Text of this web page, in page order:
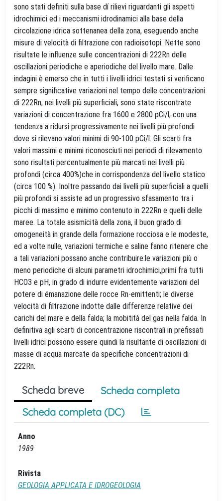
sono stati definiti sulla base dí rilievi riguardanti gli aspetti
idrochimici ed i meccanismi idrodinamici alla base della
circolazione idrica sottenanea della zona, eseguendo anche
misure di velocità di filtrazione con radioisotopi. Nette sono
risultate le influenze sulle concentrazioni di 222Rn delle
oscillazioni periodiche e aperiodiche del livello mare. Dalle
indagini è emerso che in tutti i livelli idrici testati si verificano
sempre significative variazioni nel tempo delle concentrazioni
di 222Rn; nei livelli più superficiali, sono state riscontrate
variazioni di concentrazione fra 1600 e 2800 pCi/l, con una
tendenza a ridursi progressivamente nei livelli più profondi
dove si rilevano valori minimi di 90-100 pCi/l. Gli scarti fra
valori massimi e minimi riconosciuti nei periodi di rilevamento
sono risultati percentualmente più marcati nei livelli più
profondi (circa 400%)che in corrispondenza del livello statico
(circa 100 %). Inoltre passando dai livelli più superficiali a quelli
più profondi si assiste ad un progressivo sfasamento tra i
picchi di massimo e minimo contenuto in 222Rn e quelli delle
maree. La totale asismícità della zona, il buon grado di
omogeneità in grande della formazione rocciosa e le modeste,
ed a volte nulle, variazioni termiche e saline fanno ritenere che
a tali variazioni possano anche contribuire:le variazioni più o
meno periodiche di alcuni parametri idrochimici,primi fra tutti
HCO3 e pH, in grado di indurre evidentemente variazioni del
potere di émanazione delle rocce Rn-emittenti; le diverse
velocità di filtrazione indotte dalle differenze relative dei
carichi del mare e della falda; la mobitità del gas nella falda. In
definitiva agli scarti di concentrazione riscontraíi in prefissati
livelli idrici possono essere quindi la risultante di oscillazioni di
masse di acqua marcate da specifiche concentrazioni di
222Rn.
Scheda breve
Scheda completa
Scheda completa (DC)
Anno
1989
Rivista
GEOLOGIA APPLICATA E IDROGEOLOGIA